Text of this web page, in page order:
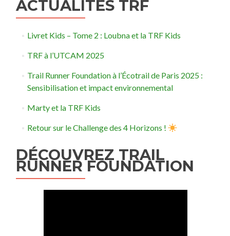
ACTUALITÉS TRF
Livret Kids – Tome 2 : Loubna et la TRF Kids
TRF à l’UTCAM 2025
Trail Runner Foundation à l’Écotrail de Paris 2025 :
Sensibilisation et impact environnemental
Marty et la TRF Kids
Retour sur le Challenge des 4 Horizons !
DÉCOUVREZ TRAIL
RUNNER FOUNDATION